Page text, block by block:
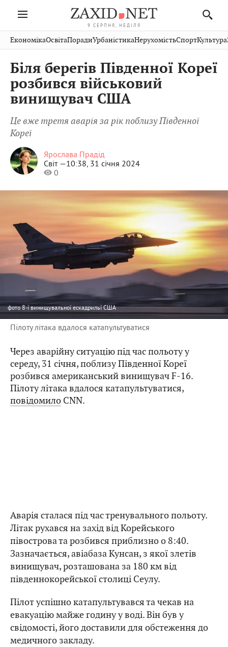
9 СЕРПНЯ, НЕДІЛЯ
Івано-
Франківськ
Тернопіль
Волинь
Закарпаття
Рівне
Чернівці
Шептицький
Стрий
Хмельницький
Публікації
Авто СловкоКультура
Кіно Дім СпортКраєзнавство
ФотоОсвітаНерухомість
ЕкономікаОсвітаПорадиУрбаністикаНерухомістьСпортКультура
Біля берегів Південної Кореї
розбився військовий
винищувач США
Це вже третя аварія за рік поблизу Південної
Кореї
Ярослава Прадід
Світ —10:38, 31 січня 2024
0
фото8-ї винищувальної ескадрильї США
Пілоту літака вдалося катапультуватися
Через аварійну ситуацію під час польоту у
середу, 31 січня, поблизу Південної Кореї
розбився американський винищувач F-16.
Пілоту літака вдалося катапультуватися,
повідомило CNN.
Аварія сталася під час тренувального польоту.
Літак рухався на захід від Корейського
півострова та розбився приблизно о 8:40.
Зазначається, авіабаза Кунсан, з якої злетів
винищувач, розташована за 180 км від
південнокорейської столиці Сеулу.
Пілот успішно катапультувався та чекав на
евакуацію майже годину у воді. Він був у
свідомості, його доставили для обстеження до
медичного закладу.